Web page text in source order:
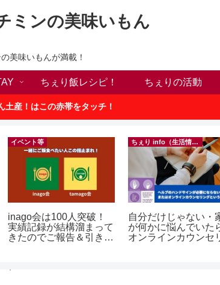
ミンの美味いもん
美味いもんが満載！
ちぇり飯レシピ！ ちぇりの活動
産！はこの赤帯をタッチ！
イベント等
inago会は100人突破！
実績記録が結構溜まって
きたのでご報告＆引き続
ちぇり info（生活情報）
自分だけじゃない・
が何かに悩んでいた
オンラインカウンセ